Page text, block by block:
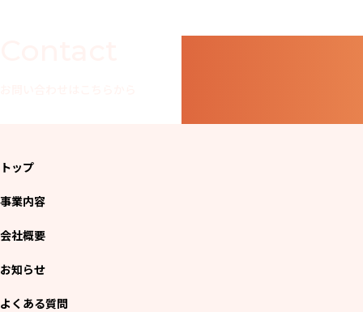
トップ
事業内容
会社概要
お知らせ
よくある質問